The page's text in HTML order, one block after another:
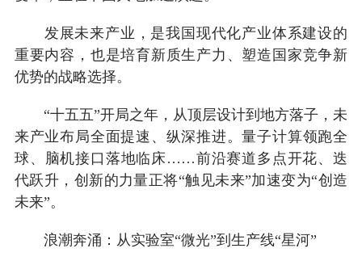
发展未来产业，是我国现代化产业体系建设的
重要内容，也是培育新质生产力、塑造国家竞争新
优势的战略选择。
“十五五”开局之年，从顶层设计到地方落子，未
来产业布局全面提速、纵深推进。量子计算领跑全
球、脑机接口落地临床……前沿赛道多点开花、迭
代跃升，创新的力量正将“触见未来”加速变为“创造
未来”。
浪潮奔涌：从实验室“微光”到生产线“星河”